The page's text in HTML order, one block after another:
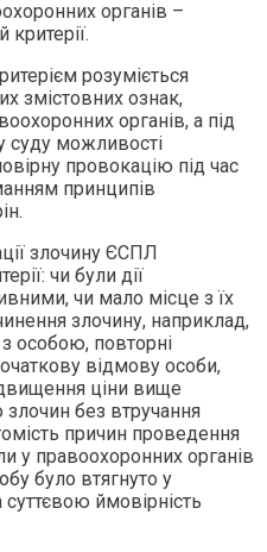
органів –
розуміється
змістовних ознак,
органів, а під
суду можливості
провокацію під час
принципів
злочину ЄСПЛ
чи були дії
чи мало місце з їх
злочину, наприклад,
з особою, повторні
відмову особи,
ціни вище
злочин без втручання
причин проведення
у правоохоронних органів
було втягнуто у
суттєвою ймовірність